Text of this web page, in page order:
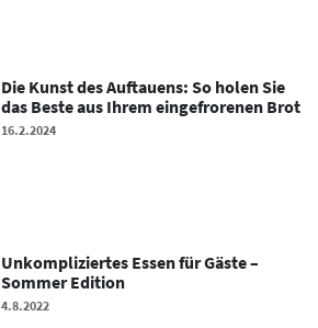
Die Kunst des Auftauens: So holen Sie
das Beste aus Ihrem eingefrorenen Brot
16.2.2024
Unkompliziertes Essen für Gäste –
Sommer Edition
4.8.2022